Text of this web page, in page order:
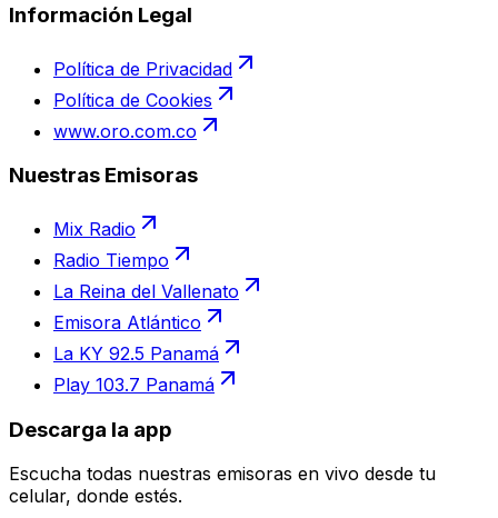
Información Legal
Política de Privacidad
Política de Cookies
www.oro.com.co
Nuestras Emisoras
Mix Radio
Radio Tiempo
La Reina del Vallenato
Emisora Atlántico
La KY 92.5 Panamá
Play 103.7 Panamá
Descarga la app
Escucha todas nuestras emisoras en vivo desde tu
celular, donde estés.